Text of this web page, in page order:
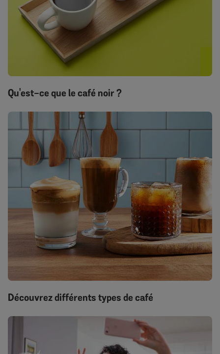
Qu'est-ce que le café noir ?
Découvrez différents types de café